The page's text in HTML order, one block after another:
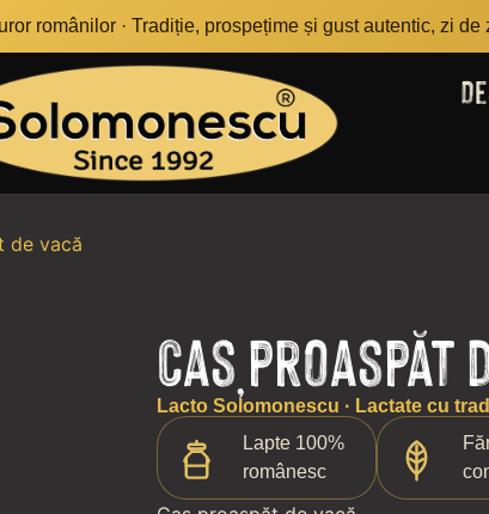
românilor · Tradiție, prospețime și gust autentic, zi de
de vacă
Caș proaspăt
Lacto Solomonescu · Lactate cu
Lapte 100%
românesc